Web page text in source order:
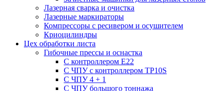
Лазерная сварка и очистка
Лазерные маркираторы
Компрессоры с ресивером и осушителем
Криоцилиндры
Цех обработки листа
Гибочные прессы и оснастка
С контроллером E22
С ЧПУ с контроллером TP10S
С ЧПУ 4 + 1
С ЧПУ большого тоннажа